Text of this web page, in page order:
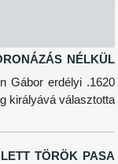
Gábor erdélyi
királyává
lett török